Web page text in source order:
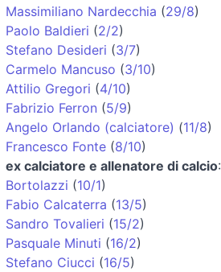
Massimiliano Nardecchia (29/8)
Paolo Baldieri (2/2)
Stefano Desideri (3/7)
Carmelo Mancuso (3/10)
Attilio Gregori (4/10)
Fabrizio Ferron (5/9)
Angelo Orlando (calciatore) (11/8)
Francesco Fonte (8/10)
ex calciatore e allenatore di calcio:
Bortolazzi (10/1)
Fabio Calcaterra (13/5)
Sandro Tovalieri (15/2)
Pasquale Minuti (16/2)
Stefano Ciucci (16/5)